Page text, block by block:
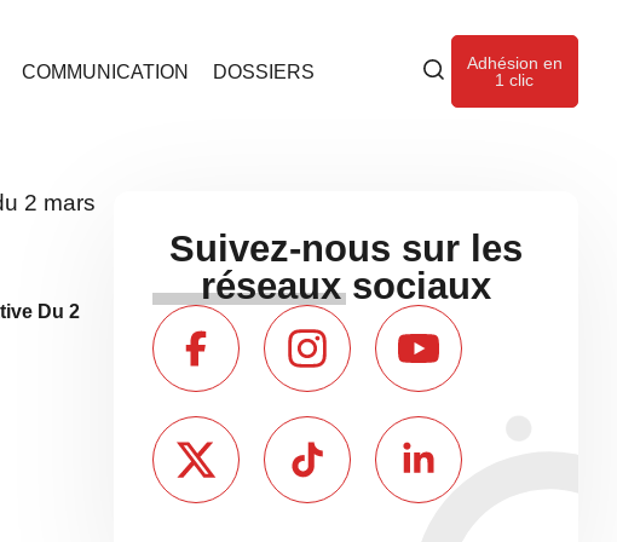
COMMUNICATION DOSSIERS
Adhésion en
1 clic
2 mars
Du 2
Suivez-nous sur les
réseaux sociaux